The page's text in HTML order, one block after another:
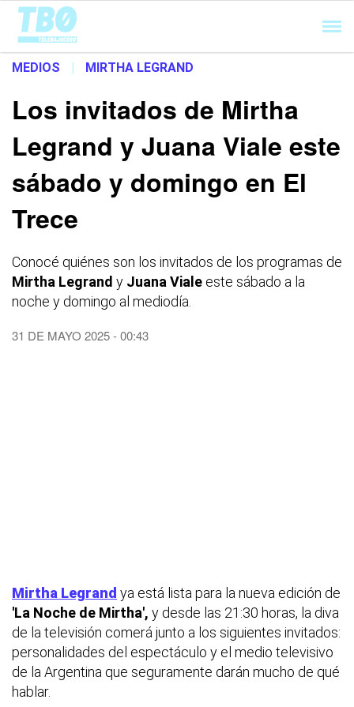
Cargando...
MEDIOS | MIRTHA LEGRAND
Los invitados de Mirtha
Legrand y Juana Viale este
sábado y domingo en El
Trece
Conocé quiénes son los invitados de los programas de
Mirtha Legrand y Juana Viale este sábado a la
noche y domingo al mediodía.
31 DE MAYO 2025 - 00:43
Mirtha Legrand ya está lista para la nueva edición de
'La Noche de Mirtha', y desde las 21:30 horas, la diva
de la televisión comerá junto a los siguientes invitados:
personalidades del espectáculo y el medio televisivo
de la Argentina que seguramente darán mucho de qué
hablar.